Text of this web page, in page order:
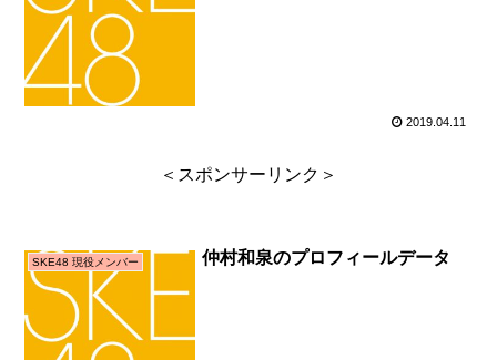
2019.04.11
＜スポンサーリンク＞
SKE48 現役メンバー 仲村和泉のプロフィールデータ